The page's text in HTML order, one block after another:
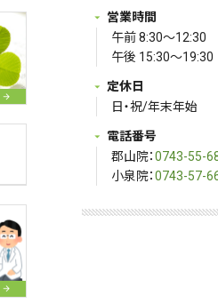
営業時間
午前 8:30～12:30
午後 15:30～19:30
定休日
日・祝/年末年始
電話番号
郡山院：0743-55-
小泉院：0743-57-